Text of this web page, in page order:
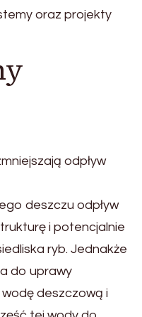
oraz projekty
odpływ
deszczu odpływ
i potencjalnie
ryb. Jednakże
do uprawy
deszczową i